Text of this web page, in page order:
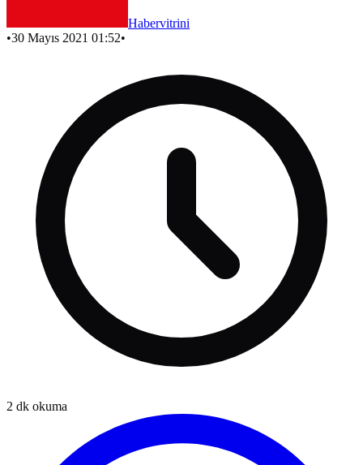
Habervitrini
•30 Mayıs 2021 01:52•
2 dk okuma